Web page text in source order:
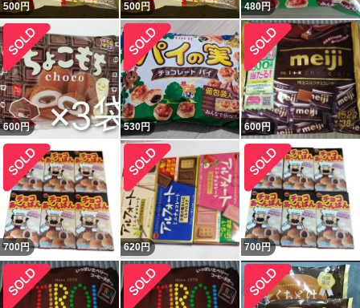
500円 500円 480円
600円 530円 600円
700円 620円 700円